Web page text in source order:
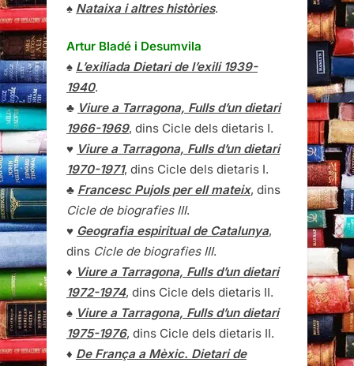
♠ Nataixa i altres històries.
Artur Bladé i Desumvila
♠ L’exiliada Dietari de l’exili 1939-
1940.
♣ Viure a Tarragona, Fulls d’un dietari
1966-1969, dins Cicle dels dietaris I.
♥ Viure a Tarragona, Fulls d’un dietari
1970-1971, dins Cicle dels dietaris I.
♣ Francesc Pujols per ell mateix, dins
Cicle de biografies III.
♥ Geografia espiritual de Catalunya,
dins Cicle de biografies III.
♦ Viure a Tarragona, Fulls d’un dietari
1972-1974, dins Cicle dels dietaris II.
♠ Viure a Tarragona, Fulls d’un dietari
1975-1976, dins Cicle dels dietaris II.
♦ De França a Mèxic. Dietari de